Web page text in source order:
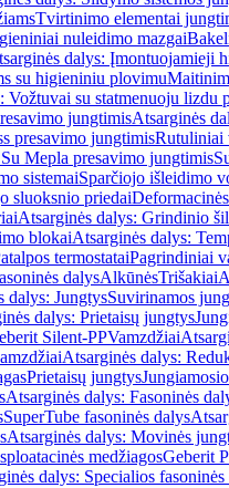
Tvirtinimo elementai
nuleidimo mazgai
dalys: Įmontuojamieji
su higieniniu plovimu
Vožtuvai su statmenuoju lizdu
jungtimisAtsarginės
presavimo jungtimisRutuliniai
Mepla presavimo jungtimis
sistemaiSparčiojo išleidimo
sluoksnio priedai
Atsarginės dalys: Grindinio
blokaiAtsarginės dalys:
termostataiPagrindiniai
dalysAlkūnėsTrišakiai
dalys: JungtysSuvirinamos
dalys: Prietaisų jungtys
Silent-PPVamzdžiai
Atsarginės dalys:
Prietaisų jungtys
Atsarginės dalys: Fasoninės
SuperTube fasoninės dalys
Atsarginės dalys: Movinės
medžiagosGeberit
dalys: Specialios fasoninės